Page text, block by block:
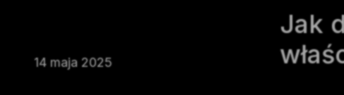
14 maja 2025
Jak